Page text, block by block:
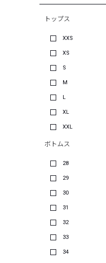
トップス
XXS
XS
S
M
L
XL
XXL
ボトムス
28
29
30
31
32
33
34